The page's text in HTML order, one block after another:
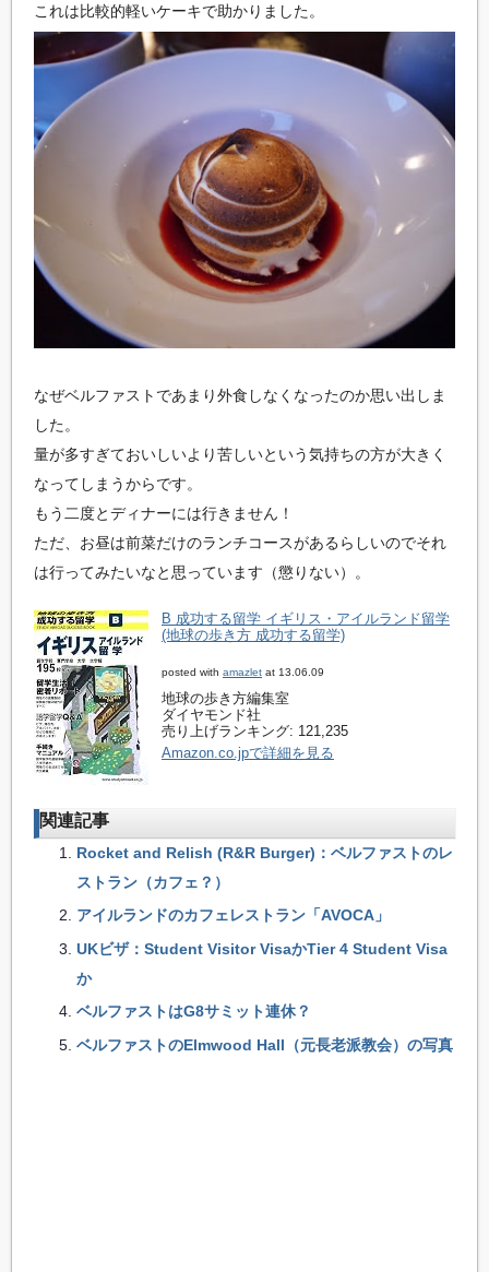
これは比較的軽いケーキで助かりました。
なぜベルファストであまり外食しなくなったのか思い出しま
した。
量が多すぎておいしいより苦しいという気持ちの方が大きく
なってしまうからです。
もう二度とディナーには行きません！
ただ、お昼は前菜だけのランチコースがあるらしいのでそれ
は行ってみたいなと思っています（懲りない）。
B 成功する留学 イギリス・アイルランド留学
(地球の歩き方 成功する留学)
posted with amazlet at 13.06.09
地球の歩き方編集室
ダイヤモンド社
売り上げランキング: 121,235
Amazon.co.jpで詳細を見る
関連記事
Rocket and Relish (R&R Burger)：ベルファストのレ
ストラン（カフェ？）
アイルランドのカフェレストラン「AVOCA」
UKビザ：Student Visitor VisaかTier 4 Student Visa
か
ベルファストはG8サミット連休？
ベルファストのElmwood Hall（元長老派教会）の写真